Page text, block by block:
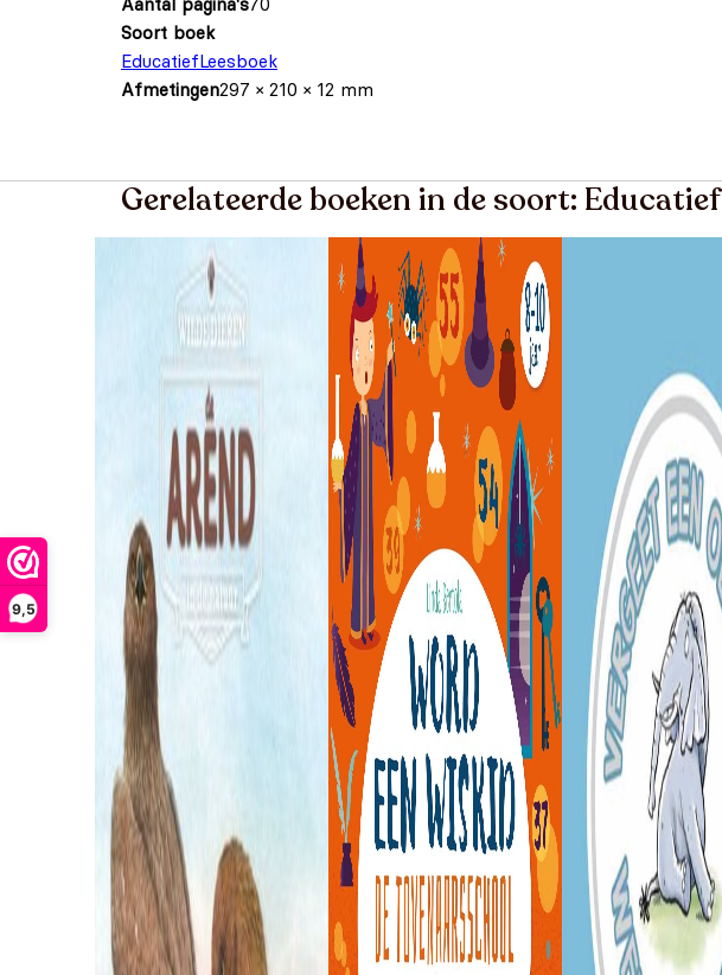
9,5
Soort boek
EducatiefLeesboek
Afmetingen297 × 210 × 12 mm
Gerelateerde boeken in de soort: Educatief